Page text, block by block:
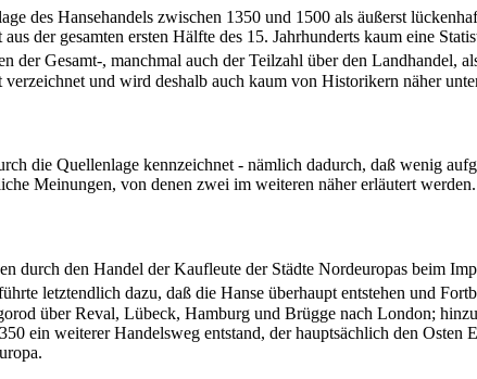
des Hansehandels zwischen 1350 und 1500 als äußerst
der gesamten ersten Hälfte des 15. Jahrhunderts kaum eine
der Gesamt-, manchmal auch der Teilzahl über den Landhandel,
und wird deshalb auch kaum von Historikern näher
die Quellenlage kennzeichnet - nämlich dadurch, daß wenig
Meinungen, von denen zwei im weiteren näher erläutert werden.
durch den Handel der Kaufleute der Städte Nordeuropas beim
letztendlich dazu, daß die Hanse überhaupt entstehen und
über Reval, Lübeck, Hamburg und Brügge nach London;
ein weiterer Handelsweg entstand, der hauptsächlich den Osten